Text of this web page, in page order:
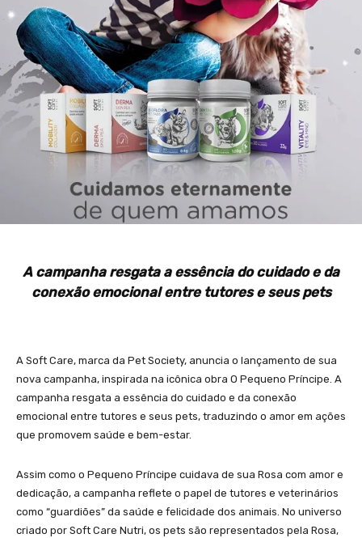
A campanha resgata a essência do cuidado e da
conexão emocional entre tutores e seus pets
A Soft Care, marca da Pet Society, anuncia o lançamento de sua
nova campanha, inspirada na icônica obra O Pequeno Príncipe. A
campanha resgata a essência do cuidado e da conexão
emocional entre tutores e seus pets, traduzindo o amor em ações
que promovem saúde e bem-estar.
Assim como o Pequeno Príncipe cuidava de sua Rosa com amor e
dedicação, a campanha reflete o papel de tutores e veterinários
como “guardiões” da saúde e felicidade dos animais. No universo
criado por Soft Care Nutri, os pets são representados pela Rosa,